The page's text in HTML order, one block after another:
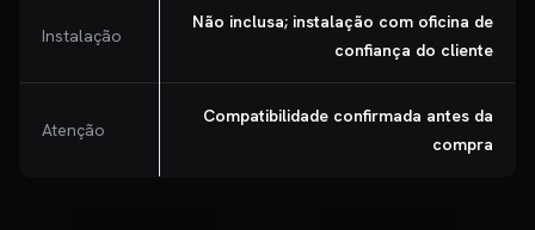
Instalação
Não inclusa; instalação com oficina de
confiança do cliente
Atenção
Compatibilidade confirmada antes da
compra